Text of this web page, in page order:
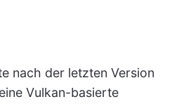
nach der letzten Version
Vulkan-basierte